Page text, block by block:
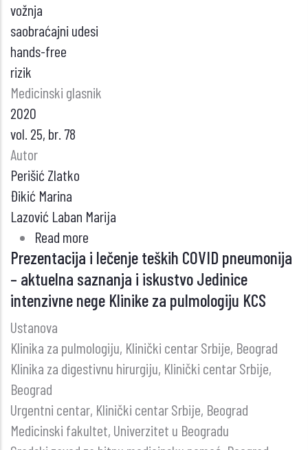
vožnja
saobraćajni udesi
hands-free
rizik
Medicinski glasnik
2020
vol. 25, br. 78
Autor
Perišić Zlatko
Đikić Marina
Lazović Laban Marija
Read more
Upotreba
mobilnog
telefona
vožnji?
Prezentacija i lečenje teških COVID pneumonija
– aktuelna saznanja i iskustvo Jedinice
intenzivne nege Klinike za pulmologiju KCS
Ustanova
Klinika za pulmologiju, Klinički centar Srbije, Beograd
Klinika za digestivnu hirurgiju, Klinički centar Srbije,
Beograd
Urgentni centar, Klinički centar Srbije, Beograd
Medicinski fakultet, Univerzitet u Beogradu